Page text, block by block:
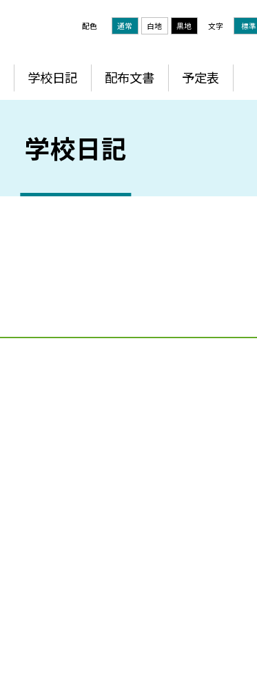
配色 通常 白地 黒地 文字 標準
学校日記 配布文書 予定表
学校日記